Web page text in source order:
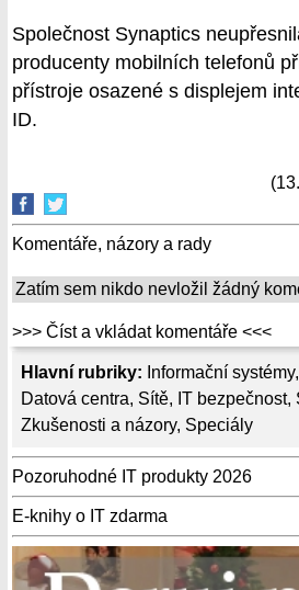
Hlavní rubriky: Informační systémy,
Datová centra, Sítě, IT bezpečnost,
Zkušenosti a názory, Speciály
Pozoruhodné IT produkty 2026
E-knihy o IT zdarma
Společnost Synaptics
producenty mobilních telefonů
přístroje osazené s displejem
ID.
Komentáře, názory a rady
Zatím sem nikdo nevložil žádný
>>> Číst a vkládat komentáře <<<